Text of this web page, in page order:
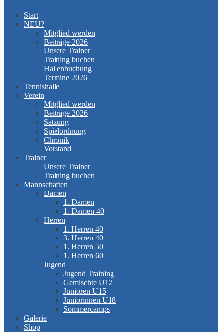
Start
NEU?
Mitglied werden
Beiträge 2026
Unsere Trainer
Training buchen
Hallenbuchung
Termine 2026
Tennishalle
Verein
Mitglied werden
Beiträge 2026
Satzung
Spielordnung
Chronik
Vorstand
Trainer
Unsere Trainer
Training buchen
Mannschaften
Damen
1. Damen
1. Damen 40
Herren
1. Herren 40
3. Herren 40
1. Herren 50
1. Herren 60
Jugend
Jugend Training
Gemischte U12
Junioren U15
Juniorinnen U18
Sommercamps
Galerie
Shop